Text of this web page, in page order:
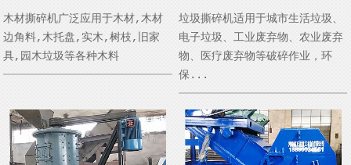
木材撕碎机广泛应用于木材,木材
边角料,木托盘,实木,树枝,旧家
具,园木垃圾等各种木料
垃圾撕碎机适用于城市生活垃圾、
电子垃圾、工业废弃物、农业废弃
物、医疗废弃物等破碎作业，环
保...